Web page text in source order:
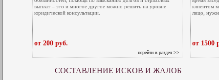
выплат – это и многое другое можно решить на уровне
юридической консультации.
от 200 руб.
перейти в раздел >>
клиентом
лицо,
от 1500
СОСТАВЛЕНИЕ ИСКОВ И ЖАЛОБ